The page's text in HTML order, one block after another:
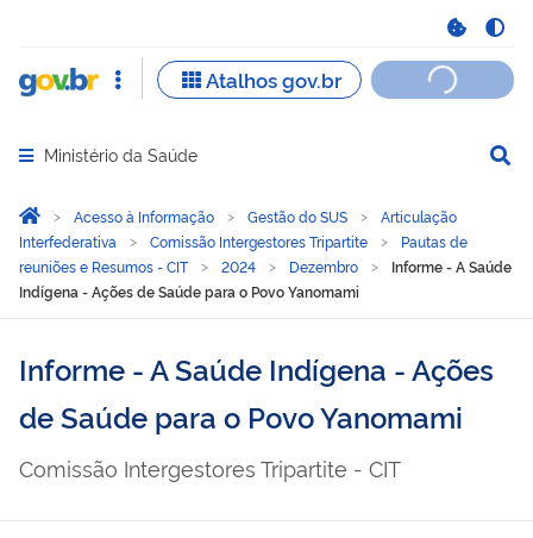
Abrir menu principal de navegação
Ministério da Saúde
Você está aqui:
Página Inicial
Acesso à Informação Gestão do SUS
Articulação
Interfederativa
Comissão Intergestores Tripartite
Pautas de
reuniões e Resumos - CIT
2024 Dezembro
Informe - A Saúde
Indígena - Ações de Saúde para o Povo Yanomami
Informe - A Saúde Indígena - Ações
de Saúde para o Povo Yanomami
Comissão Intergestores Tripartite - CIT